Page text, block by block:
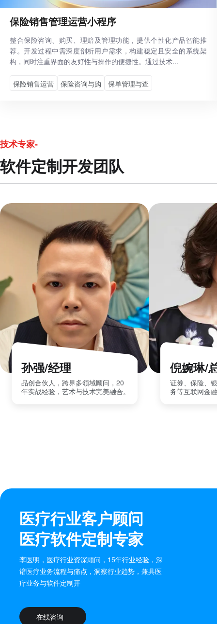
保险销售管理运营小程序
整合保险咨询、购买、理赔及管理功能，提供个性化产品智能推
荐。开发过程中需深度剖析用户需求，构建稳定且安全的系统架
构，同时注重界面的友好性与操作的便捷性。通过技术...
保险销售运营 保险咨询与购 保单管理与查
技术专家-
软件定制开发团队
孙强/经理
品创合伙人，跨界多领域顾问，20
年实战经验，艺术与技术完美融合。
倪婉琳/
证券、保险、
务等互联网金
医疗行业客户顾问
医疗软件定制专家
李医明，医疗行业资深顾问，15年行业经验，深
谙医疗业务流程与痛点，洞察行业趋势，兼具医
疗业务与软件定制开
在线咨询